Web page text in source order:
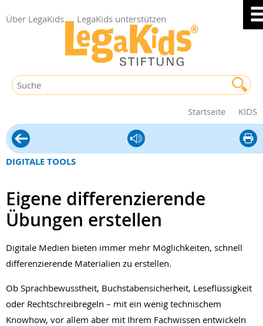
Über LegaKids LegaKids unterstützen
Startseite KIDS
Tipps
zu
LRS
diese
Seite
DIGITALE TOOLS
Eigene differenzierende
Übungen erstellen
Digitale Medien bieten immer mehr Möglichkeiten, schnell
differenzierende Materialien zu erstellen.
Ob Sprachbewusstheit, Buchstabensicherheit, Leseflüssigkeit
oder Rechtschreibregeln – mit ein wenig technischem
Knowhow, vor allem aber mit Ihrem Fachwissen entwickeln